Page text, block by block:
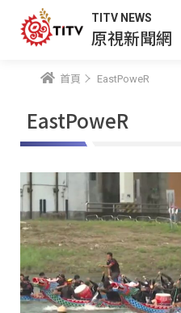
TITV NEWS
原視新聞網
首頁 EastPoweR
EastPoweR